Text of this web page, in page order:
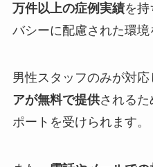
万件以上の症例実績を持
バシーに配慮された環境
男性スタッフのみが対応
アが無料で提供されるた
ポートを受けられます。